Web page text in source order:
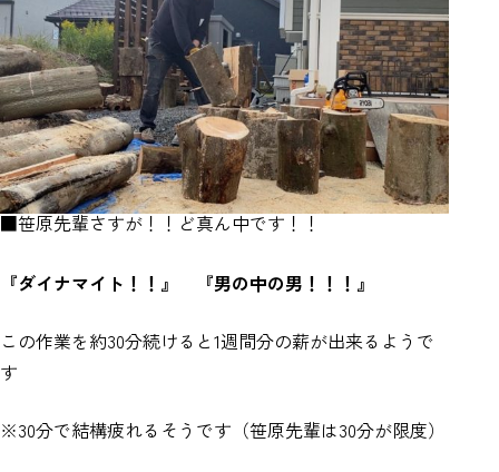
■笹原先輩さすが！！ど真ん中です！！
『ダイナマイト！！』 『男の中の男！！！』
この作業を約30分続けると1週間分の薪が出来るようで
す
※30分で結構疲れるそうです（笹原先輩は30分が限度）